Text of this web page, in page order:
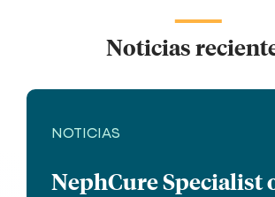
Noticias
NOTICIAS
NephCure Specialist